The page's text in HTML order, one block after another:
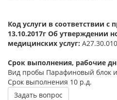
Код услуги в соответствии
13.10.2017г Об утверждении
медицинских услуг:
Срок выполнения, рабочие
Вид пробы Парафиновый блок
Срок выполнения 10 р.д.
Задать вопрос